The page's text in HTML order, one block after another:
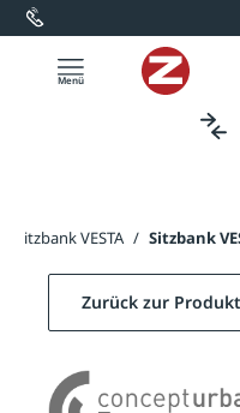
springen
Sitzbank VESTA / Sitzbank
Zurück zur